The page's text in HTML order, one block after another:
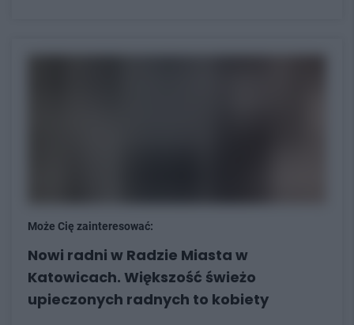
Może Cię zainteresować:
Nowi radni w Radzie Miasta w
Katowicach. Większość świeżo
upieczonych radnych to kobiety